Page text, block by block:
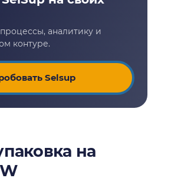
Selsup
на